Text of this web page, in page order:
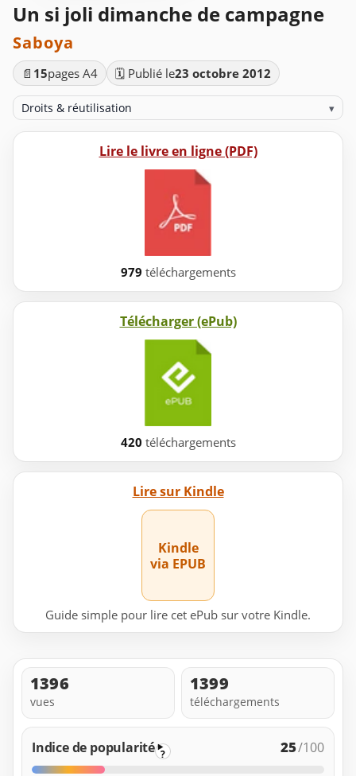
Un si joli dimanche de campagne
Saboya
📄 15pages A4 🗓️ Publié le23 octobre 2012
Droits & réutilisation ▾
Lire le livre en ligne (PDF)
979 téléchargements
Télécharger (ePub)
420 téléchargements
Lire sur Kindle
Kindle
via EPUB
Guide simple pour lire cet ePub sur votre Kindle.
1396
vues
1399
téléchargements
Indice de popularité ? 25/100